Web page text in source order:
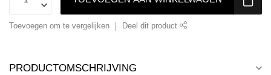
Toevoegen om te vergelijken Deel dit product
PRODUCTOMSCHRIJVING